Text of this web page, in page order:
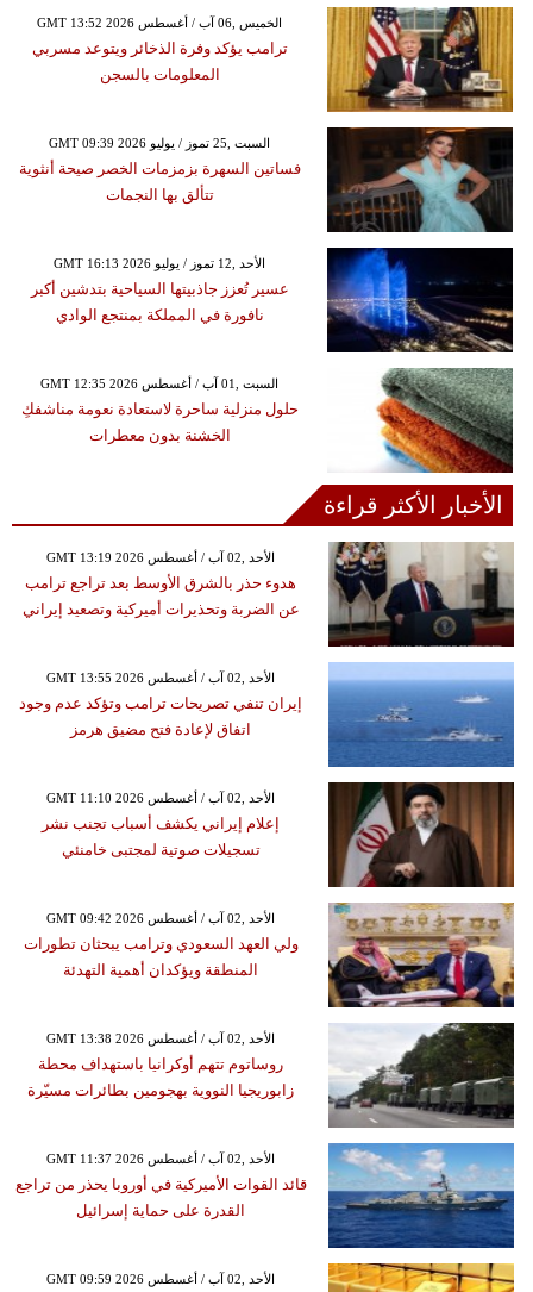
GMT 13:52 2026 الخميس ,06 آب / أغسطس
ترامب يؤكد وفرة الذخائر ويتوعد مسربي
المعلومات بالسجن
GMT 09:39 2026 السبت ,25 تموز / يوليو
فساتين السهرة بزمزمات الخصر صيحة أنثوية
تتألق بها النجمات
GMT 16:13 2026 الأحد ,12 تموز / يوليو
عسير تُعزز جاذبيتها السياحية بتدشين أكبر
نافورة في المملكة بمنتجع الوادي
GMT 12:35 2026 السبت ,01 آب / أغسطس
حلول منزلية ساحرة لاستعادة نعومة مناشفكِ
الخشنة بدون معطرات
الأخبار الأكثر قراءة
GMT 13:19 2026 الأحد ,02 آب / أغسطس
هدوء حذر بالشرق الأوسط بعد تراجع ترامب
عن الضربة وتحذيرات أميركية وتصعيد إيراني
GMT 13:55 2026 الأحد ,02 آب / أغسطس
إيران تنفي تصريحات ترامب وتؤكد عدم وجود
اتفاق لإعادة فتح مضيق هرمز
GMT 11:10 2026 الأحد ,02 آب / أغسطس
إعلام إيراني يكشف أسباب تجنب نشر
تسجيلات صوتية لمجتبى خامنئي
GMT 09:42 2026 الأحد ,02 آب / أغسطس
ولي العهد السعودي وترامب يبحثان تطورات
المنطقة ويؤكدان أهمية التهدئة
GMT 13:38 2026 الأحد ,02 آب / أغسطس
روساتوم تتهم أوكرانيا باستهداف محطة
زابوريجيا النووية بهجومين بطائرات مسيّرة
GMT 11:37 2026 الأحد ,02 آب / أغسطس
قائد القوات الأميركية في أوروبا يحذر من تراجع
القدرة على حماية إسرائيل
GMT 09:59 2026 الأحد ,02 آب / أغسطس